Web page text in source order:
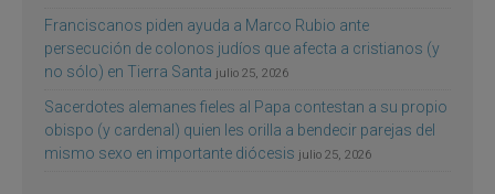
Franciscanos piden ayuda a Marco Rubio ante
persecución de colonos judíos que afecta a cristianos (y
no sólo) en Tierra Santa julio 25, 2026
Sacerdotes alemanes fieles al Papa contestan a su propio
obispo (y cardenal) quien les orilla a bendecir parejas del
mismo sexo en importante diócesis julio 25, 2026